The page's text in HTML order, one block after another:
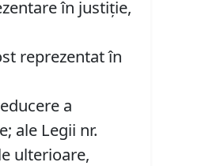
în justiţie,
reprezentat în
a
ale Legii nr.
ulterioare,